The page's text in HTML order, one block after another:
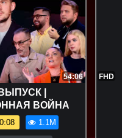
54:06
|
ВОЙНА
1.1M
FHD